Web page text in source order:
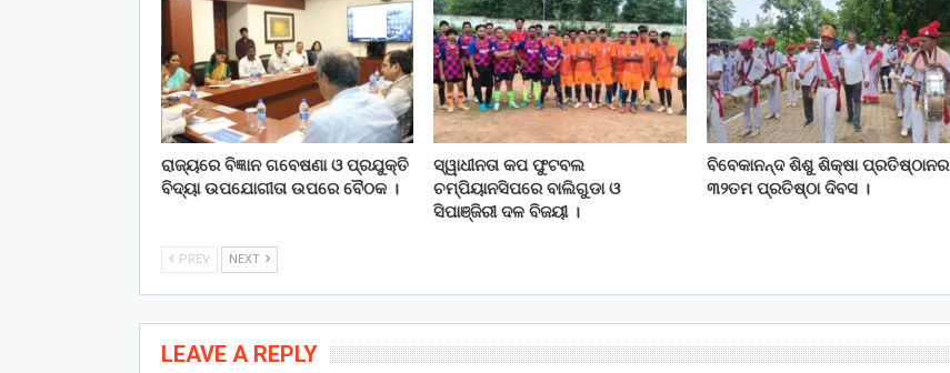
ରାଜ୍ୟରେ ବିଜ୍ଞାନ ଗବେଷଣା ଓ ପ୍ରଯୁକ୍ତି
ବିଦ୍ୟା ଉପଯୋଗୀତା ଉପରେ ବୈଠକ ।
ସ୍ୱାଧୀନତା କପ ଫୁଟବଲ
ଚମ୍ପିୟାନସିପରେ ବାଲିଗୁଡା ଓ
ସିପାଞ୍ଜିରୀ ଦଳ ବିଜୟୀ ।
ବିବେକାନନ୍ଦ ଶିଶୁ ଶିକ୍ଷା ପ୍ରତିଷ୍ଠାନର
୩୨ତମ ପ୍ରତିଷ୍ଠା ଦିବସ ।
PREV NEXT
LEAVE A REPLY